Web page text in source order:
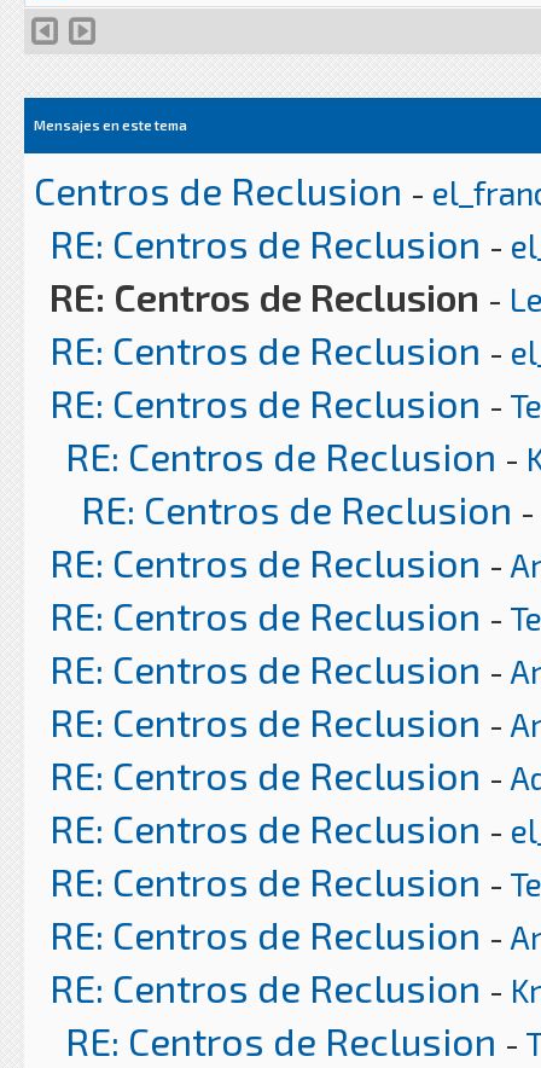
Mensajes en este tema
Centros de Reclusion -
RE: Centros de Reclusion -
RE: Centros de Reclusion -
RE: Centros de Reclusion -
RE: Centros de Reclusion -
RE: Centros de Reclusion -
RE: Centros de Reclusion -
RE: Centros de Reclusion -
RE: Centros de Reclusion -
RE: Centros de Reclusion -
RE: Centros de Reclusion -
RE: Centros de Reclusion -
RE: Centros de Reclusion -
RE: Centros de Reclusion -
RE: Centros de Reclusion -
RE: Centros de Reclusion -
RE: Centros de Reclusion -